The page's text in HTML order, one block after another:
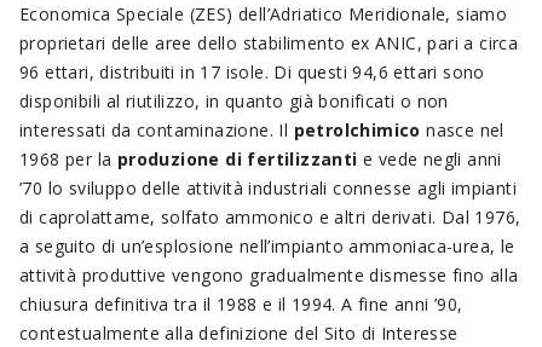
Economica Speciale (ZES) dell’Adriatico Meridionale, siamo
proprietari delle aree dello stabilimento ex ANIC, pari a circa
96 ettari, distribuiti in 17 isole. Di questi 94,6 ettari sono
disponibili al riutilizzo, in quanto già bonificati o non
interessati da contaminazione. Il petrolchimico nasce nel
1968 per la produzione di fertilizzanti e vede negli anni
’70 lo sviluppo delle attività industriali connesse agli impianti
di caprolattame, solfato ammonico e altri derivati. Dal 1976,
a seguito di un’esplosione nell’impianto ammoniaca-urea, le
attività produttive vengono gradualmente dismesse fino alla
chiusura definitiva tra il 1988 e il 1994. A fine anni ’90,
contestualmente alla definizione del Sito di Interesse